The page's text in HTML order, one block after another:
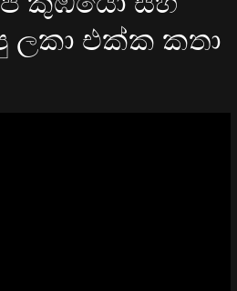
ලකා එක්ක කතා